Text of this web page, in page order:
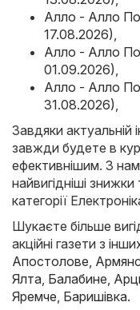
Алло - Алло
17.08.2026)
Алло - Алло
01.09.2026)
Алло - Алло
31.08.2026)
Завдяки актуальній
завжди будете в
ефективнішим. З
найвигідніші знижки
категорії
Шукаєте більше
акційні газети з
Апостолове
Ялта Балабине
Яремче Баришівка.